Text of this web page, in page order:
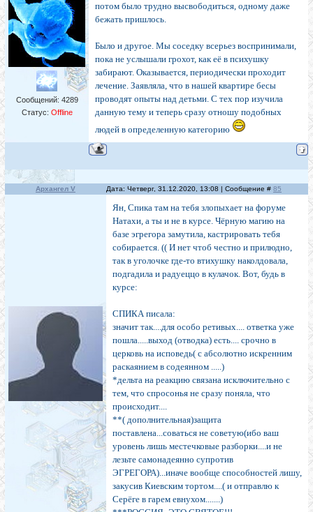
Сообщений: 4289
Статус: Offline
потом было трудно высвободиться, одному даже
бежать пришлось.
Было и другое. Мы соседку всерьез воспринимали,
пока не услышали грохот, как её в психушку
забирают. Оказывается, периодически проходит
лечение. Заявляла, что в нашей квартире бесы
проводят опыты над детьми. С тех пор изучила
данную тему и теперь сразу отношу подобных
людей в определенную категорию
Архангел V Дата: Четверг, 31.12.2020, 13:08 | Сообщение # 85
Ян, Спика там на тебя злопыхает на форуме
Натахи, а ты и не в курсе. Чёрную магию на
базе эгрегора замутила, кастрировать тебя
собирается. (( И нет чтоб честно и прилюдно,
так в уголочке где-то втихушку наколдовала,
подгадила и радуеццо в кулачок. Вот, будь в
курсе:
СПИКА писала:
значит так....для особо ретивых.... ответка уже
пошла.....выход (отводка) есть.... срочно в
церковь на исповедь( с абсолютно искренним
раскаянием в содеянном .....)
*дельта на реакцию связана исключительно с
тем, что спросонья не сразу поняла, что
происходит....
**( дополнительная)защита
поставлена...соваться не советую(ибо ваш
уровень лишь местечковые разборки....и не
лезьте самонадеянно супротив
ЭГРЕГОРА)...иначе вообще способностей лишу,
закусив Киевским тортом....( и отправлю к
Серёге в гарем евнухом.......)